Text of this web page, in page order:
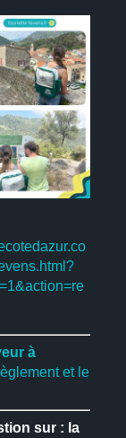
à
et le
sur : la